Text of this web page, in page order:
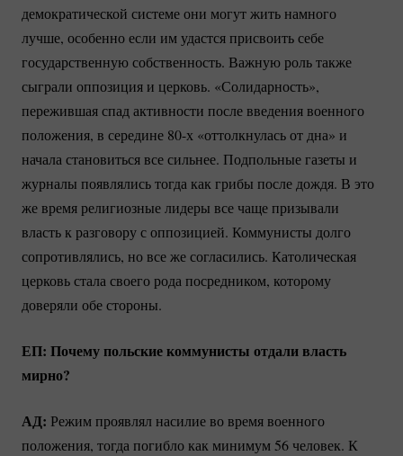
демократической системе они могут жить намного
лучше, особенно если им удастся присвоить себе
государственную собственность. Важную роль также
сыграли оппозиция и церковь. «Солидарность»,
пережившая спад активности после введения военного
положения, в середине 80-х «оттолкнулась от дна» и
начала становиться все сильнее. Подпольные газеты и
журналы появлялись тогда как грибы после дождя. В это
же время религиозные лидеры все чаще призывали
власть к разговору с оппозицией. Коммунисты долго
сопротивлялись, но все же согласились. Католическая
церковь стала своего рода посредником, которому
доверяли обе стороны.
ЕП: Почему польские коммунисты отдали власть
мирно?
АД: Режим проявлял насилие во время военного
положения, тогда погибло как минимум 56 человек. К